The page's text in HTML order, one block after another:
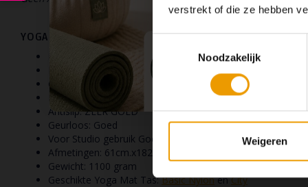
verstrekt of die ze hebben
Noodzakelijk
Weigeren
YOGA MAT EIGENSCHAPPEN 'Travel':
Reiniging Afwasbaar
Duurzaamheid zeer goed
Geschikt voor allergische: Uitstekend
Materiaal: Natuurlijk caoutchouc
Antislip: ZEER GOED
Geurloos: Goed
Voor Studio gebruik Goed
Afmetingen: 61cm.x182cm.x1,5mm.
Gewicht: 1100 gram
Geschikte Yoga Mat Tas:Basic NylonenCity